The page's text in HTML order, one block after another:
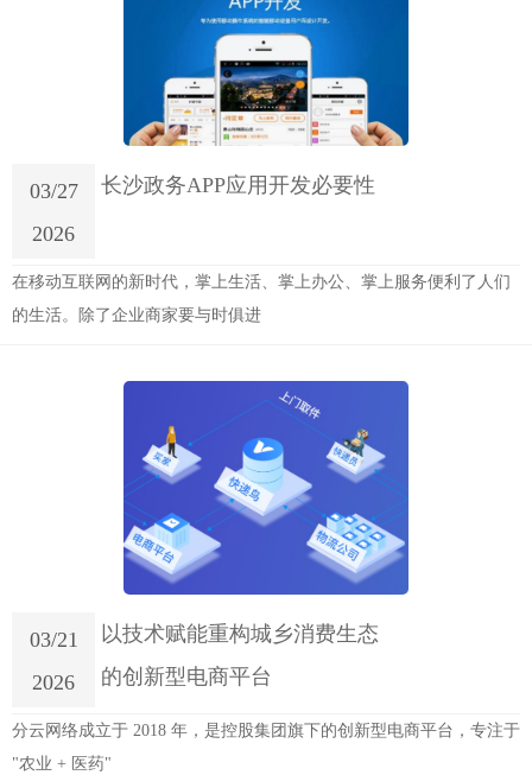
03/27
2026
长沙政务APP应用开发必要性
在移动互联网的新时代，掌上生活、掌上办公、掌上服务便利了人们
的生活。除了企业商家要与时俱进
03/21
2026
以技术赋能重构城乡消费生态
的创新型电商平台
分云网络成立于 2018 年，是控股集团旗下的创新型电商平台，专注于
"农业 + 医药"